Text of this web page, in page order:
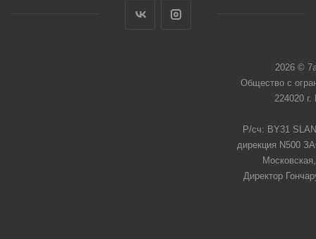
2026 ©
Общество с
224020
Р/сч: BY31
дирекция N500
Директор